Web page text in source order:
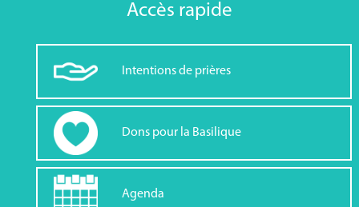
Accès rapide
Intentions de prières
Dons pour la Basilique
Agenda